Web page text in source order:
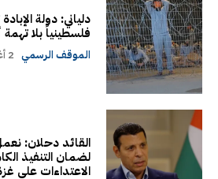
فلسطينياً بلا
الموقف الرسمي 2 أغسطس، 2026
القائد دحلان:
لضمان التنفيذ
الاعتداءات على